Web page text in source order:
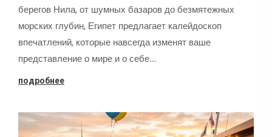
берегов Нила, от шумных базаров до безмятежных
морских глубин, Египет предлагает калейдоскоп
впечатлений, которые навсегда изменят ваше
представление о мире и о себе.…
подробнее